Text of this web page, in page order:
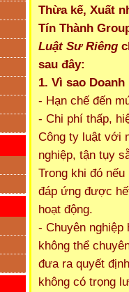
Thừa kế, Xuất
Tín Thành
Luật Sư Riêng
sau đây:
1. Vì sao
- Hạn chế đến
- Chi phí thấp,
Công ty luật với
nghiệp, tận tụy
Trong khi đó
đáp ứng được
hoạt động.
- Chuyên nghiệp
không thể
đưa ra quyết
không có trọng